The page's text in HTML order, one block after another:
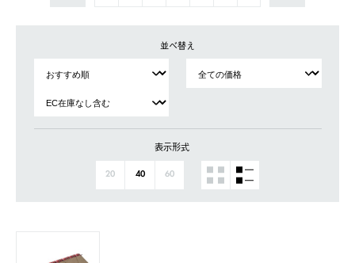
並べ替え
表示形式
20 40 60